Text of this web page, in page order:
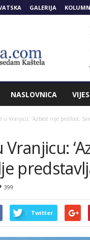
GALERIJA
NASLOVNICA
u Vranjicu: ‘Azbest nije prošlost,
399
Twitter